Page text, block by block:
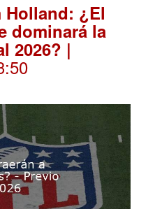
Holland: ¿El
dominará la
2026? |